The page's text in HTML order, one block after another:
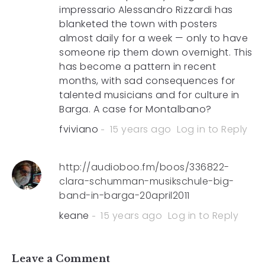
impressario Alessandro Rizzardi has
blanketed the town with posters
almost daily for a week — only to have
someone rip them down overnight. This
has become a pattern in recent
months, with sad consequences for
talented musicians and for culture in
Barga. A case for Montalbano?
fviviano
15 years ago Log in to Reply
http://audioboo.fm/boos/336822-
clara-schumman-musikschule-big-
band-in-barga-20april2011
keane
15 years ago Log in to Reply
Leave a Comment